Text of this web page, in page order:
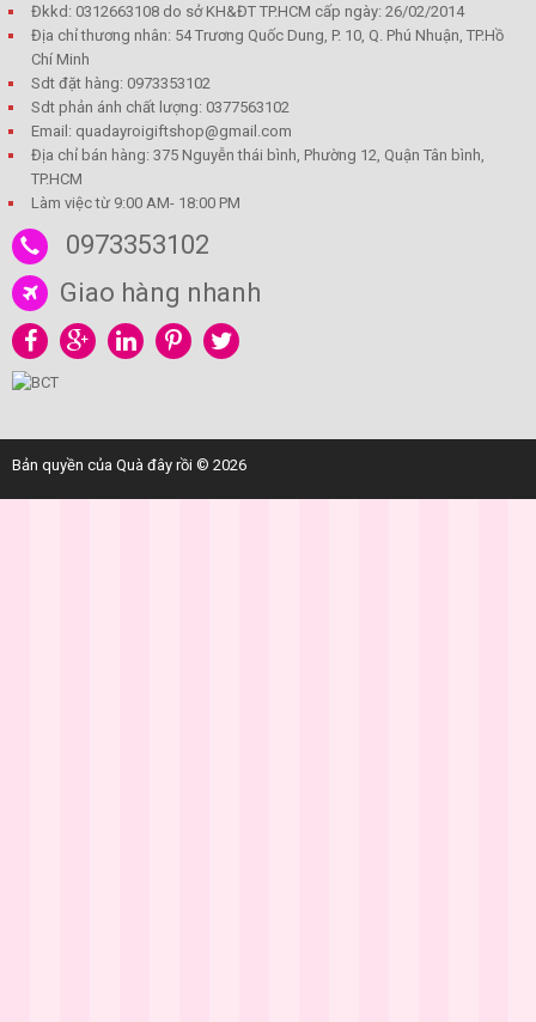
Đkkd: 0312663108 do sở KH&ĐT TP.HCM cấp ngày: 26/02/2014
Địa chỉ thương nhân: 54 Trương Quốc Dung, P. 10, Q. Phú Nhuận, TP.Hồ
Chí Minh
Sdt đặt hàng: 0973353102
Sdt phản ánh chất lượng: 0377563102
Email: quadayroigiftshop@gmail.com
Địa chỉ bán hàng: 375 Nguyễn thái bình, Phường 12, Quận Tân bình,
TP.HCM
Làm việc từ 9:00 AM- 18:00 PM
0973353102
Giao hàng nhanh
Bản quyền của Quà đây rồi © 2026